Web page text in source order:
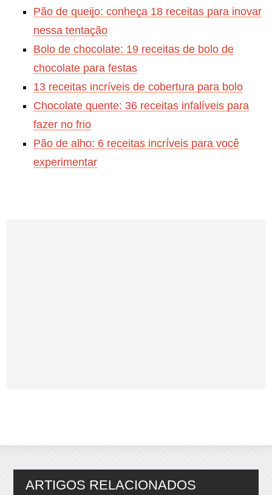
Pão de queijo: conheça 18 receitas para inovar
nessa tentação
Bolo de chocolate: 19 receitas de bolo de
chocolate para festas
13 receitas incríveis de cobertura para bolo
Chocolate quente: 36 receitas infalíveis para
fazer no frio
Pão de alho: 6 receitas incríveis para você
experimentar
ARTIGOS RELACIONADOS